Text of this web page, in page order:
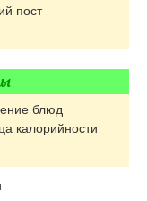
пост
блюд
калорийности